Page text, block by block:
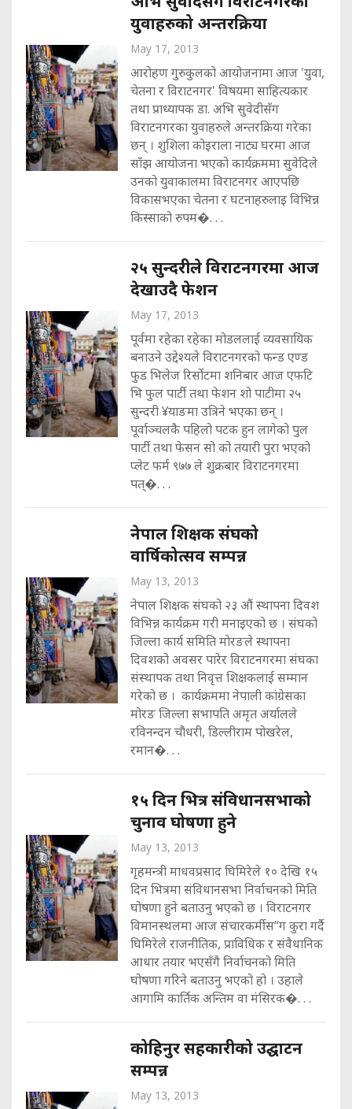
युवाहरुको अन्तरक्रिया
May 17, 2013
आरोहण गुरुकुलको आयोजनामा आज 'युवा,
चेतना र विराटनगर' विषयमा साहित्यकार
तथा प्राध्यापक डा. अभि सुवेदीसँग
विराटनगरका युवाहरुले अन्तरक्रिया गरेका
छन् । शुशिला कोइराला नाट्य घरमा आज
साँझ आयोजना भएको कार्यक्रममा सुवेदिले
उनको युवाकालमा विराटनगर आएपछि
विकासभएका चेतना र घटनाहरुलाइ विभिन्न
किस्साको रुपम�. . .
२५ सुन्दरीले विराटनगरमा आज
देखाउदै फेशन
May 17, 2013
पूर्वमा रहेका रहेका मोडललाई व्यवसायिक
बनाउने उद्देश्यले विराटनगरको फन्ड एण्ड
फुड भिलेज रिर्सोटमा शनिबार आज एफटि
भि फुल पार्टी तथा फेशन शो पाटीमा २५
सुन्दरी ¥याङमा उत्रिने भएका छन् ।
पूर्वाञ्चलकै पहिलो पटक हुन लागेको पुल
पार्टी तथा फेसन सो को तयारी पुरा भएको
प्लेट फर्म ९७७ ले शुक्रबार विराटनगरमा
पत्�. . .
नेपाल शिक्षक संघको
वार्षिकोत्सव सम्पन्न
May 13, 2013
नेपाल शिक्षक संघको २३ औं स्थापना दिवश
विभिन्न कार्यक्रम गरी मनाइएको छ । संघको
जिल्ला कार्य समिति मोरङले स्थापना
दिवशको अवसर पारेर विराटनगरमा संघका
संस्थापक तथा निवृत्त शिक्षकलाई सम्मान
गरेको छ । कार्यक्रममा नेपाली कांग्रेसका
मोरङ जिल्ला सभापति अमृत अर्यालले
रविनन्दन चौधरी, डिल्लीराम पोखरेल,
रमान�. . .
१५ दिन भित्र संविधानसभाको
चुनाव घोषणा हुने
May 13, 2013
गृहमन्त्री माधवप्रसाद घिमिरेले १० देखि १५
दिन भित्रमा संविधानसभा निर्वाचनको मिति
घोषणा हुने बताउनु भएको छ । विराटनगर
विमानस्थलमा आज संचारकर्मीस“ग कुरा गर्दै
घिमिरेले राजनीतिक, प्राविधिक र संवैधानिक
आधार तयार भएसँगै निर्वाचनको मिति
घोषणा गरिने बताउनु भएको हो । उहाले
आगामि कार्तिक अन्तिम वा मंसिरक�. . .
कोहिनुर सहकारीको उद्घाटन
सम्पन्न
May 13, 2013